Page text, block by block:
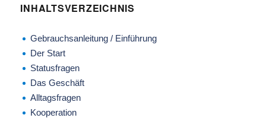
INHALTSVERZEICHNIS
Gebrauchsanleitung / Einführung
Der Start
Statusfragen
Das Geschäft
Alltagsfragen
Kooperation